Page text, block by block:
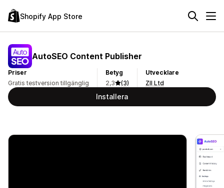
Shopify App Store
AutoSEO Content Publisher
Priser
Gratis testversion tillgänglig
Betyg
2,3
(3)
Utvecklare
ZII Ltd
Installera